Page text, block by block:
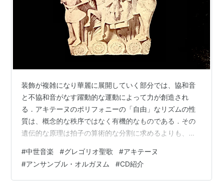
装飾が複雑になり華麗に展開していく部分では、協和音
と不協和音がなす躍動的な運動によって力が創造され
る．アキテーヌのポリフォニーの「自由」なリズムの性
質は、概念的な秩序ではなく有機的なものである．その
遺伝的な原理は拍子の算術的な分割に求めるよりも、む
きである． マルセル・ペレス「ライナーノーツ」． アン
サンブル・オルガヌムは、この初期のレパートリーに新
しい角度からアプローチした最初のフランスのグループ
#中世音楽 #グレゴリオ聖歌 #アキテーヌ
#アンサンブル・オルガヌム #CD紹介